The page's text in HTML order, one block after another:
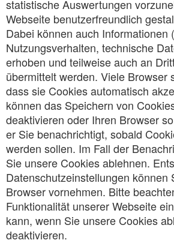
statistische Auswertungen
Webseite benutzerfreundlich
Dabei können auch Informationen
Nutzungsverhalten, technische
erhoben und teilweise auch an
übermittelt werden. Viele Browser
dass sie Cookies automatisch
können das Speichern von
deaktivieren oder Ihren Browser
er Sie benachrichtigt, sobald
werden sollen. Im Fall der
Sie unsere Cookies ablehnen.
Datenschutzeinstellungen können
Browser vornehmen. Bitte
Funktionalität unserer Webseite
kann, wenn Sie unsere Cookies
deaktivieren.